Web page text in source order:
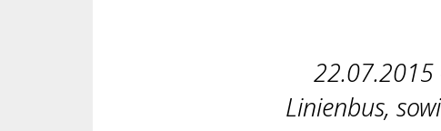
22.07.2015
Linienbus,